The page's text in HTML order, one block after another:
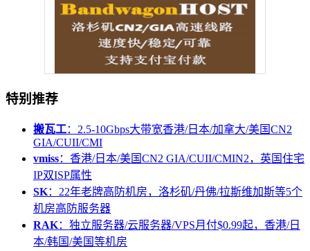
特别推荐
搬瓦工：2.5-10Gbps大带宽香港/日本/加拿大/美国CN2
GIA/CUII/CMI
vmiss：香港/日本/美国CN2 GIA/CUII/CMIN2，英国住宅
IP双ISP属性
SK：22年老牌高防机房，洛杉矶/丹佛/拉斯维加斯等5个
机房高防服务器
RAK：独立服务器/云服务器/VPS月付$0.99起，香港/日
本/韩国/美国等机房